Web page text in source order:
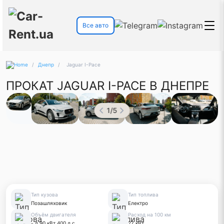
Все авто
/ Днепр / Jaguar I-Pace
ПРОКАТ JAGUAR I-PACE В ДНЕПРЕ
1/5
Тип кузова
Позашляховик
Тип топлива
Електро
Объём двигателя
Расход на 100 км